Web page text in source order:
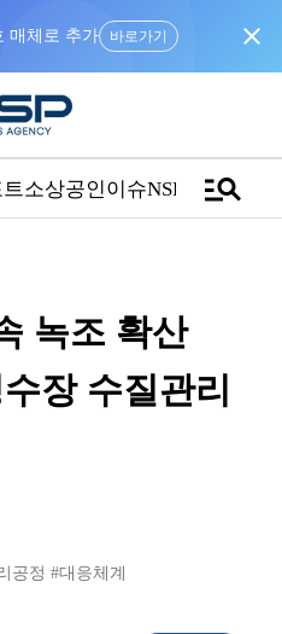
매체로 추가 바로가기 close
소상공인이슈NSPTVmanage_search
녹조 확산
장 수질관리
공정 #대응체계